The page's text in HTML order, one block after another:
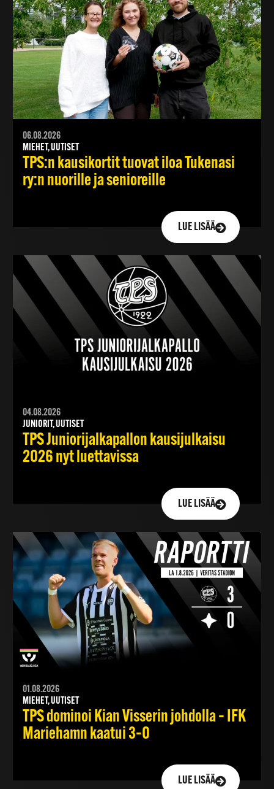
06.08.2026
MIEHET, UUTISET
TPS:n kausikortit tuovat iloa Tukenasi
ry:n nuorille ja senioreille
LUE LISÄÄ
04.08.2026
JUNIORIT, UUTISET
TPS Juniorijalkapallon kausijulkaisu
2026 nyt luettavissa
LUE LISÄÄ
01.08.2026
MIEHET, UUTISET
TPS dominoi Kian Visserin johdolla – IFK
Mariehamn kaatui 3–0
LUE LISÄÄ